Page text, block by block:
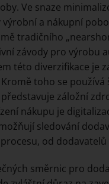
Ve snaze
a nákupní
tradičního
závody pro výrobu
této diverzifikace
toho se
záložní
nákupu je
sledování
od
směrnic pro